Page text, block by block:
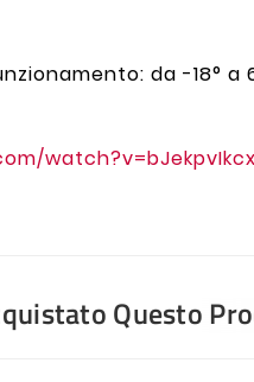
da -18° a
Questo